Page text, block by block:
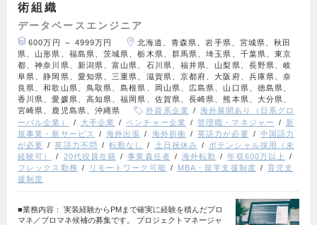
術組織
データベースエンジニア
600万円 ～ 4999万円
北海道、青森県、岩手県、宮城県、秋田
県、山形県、福島県、茨城県、栃木県、群馬県、埼玉県、千葉県、東京
都、神奈川県、新潟県、富山県、石川県、福井県、山梨県、長野県、岐
阜県、静岡県、愛知県、三重県、滋賀県、京都府、大阪府、兵庫県、奈
良県、和歌山県、鳥取県、島根県、岡山県、広島県、山口県、徳島県、
香川県、愛媛県、高知県、福岡県、佐賀県、長崎県、熊本県、大分県、
宮崎県、鹿児島県、沖縄県
外資系企業
海外展開あり（日系グロ
ーバル企業）
大手企業 ベンチャー企業 管理職・マネジャー
新
規事業・新サービス
海外出張 海外折衝 英語力が必要
中国語力
が必要
英語力不問 転勤なし 土日祝休み
ポテンシャル採用（未
経験可）
20代役員在籍 事業責任者 海外転勤
年収600万以上
フレックス勤務
リモートワーク可能 MBA・留学支援制度
育児支
援制度
■業務内容： 実装経験からPMまで確実に経験を積んだプロ
マネ／プロマネ候補の募集です。 プロジェクトマネージャ